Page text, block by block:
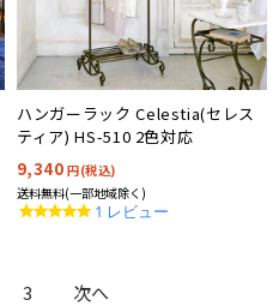
ハンガーラック Celestia(セレス
ティア) HS-510 2色対応
9,340円(税込)
送料無料(一部地域除く)
5.0
1 レビュー
3 次へ